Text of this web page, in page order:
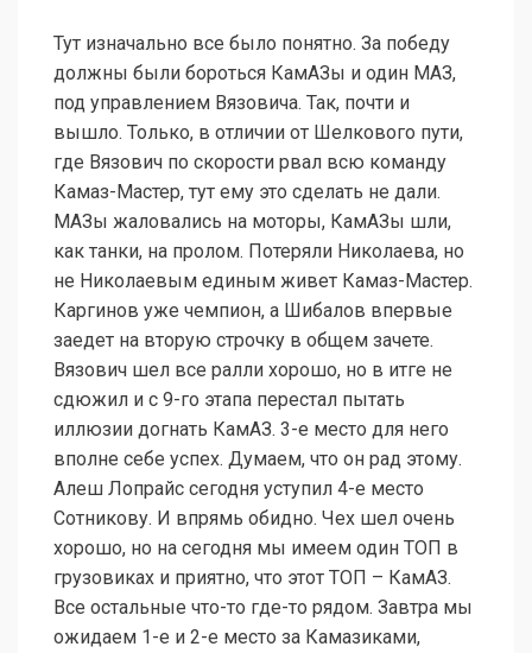
Тут изначально все было понятно. За победу
должны были бороться КамАЗы и один МАЗ,
под управлением Вязовича. Так, почти и
вышло. Только, в отличии от Шелкового пути,
где Вязович по скорости рвал всю команду
Камаз-Мастер, тут ему это сделать не дали.
МАЗы жаловались на моторы, КамАЗы шли,
как танки, на пролом. Потеряли Николаева, но
не Николаевым единым живет Камаз-Мастер.
Каргинов уже чемпион, а Шибалов впервые
заедет на вторую строчку в общем зачете.
Вязович шел все ралли хорошо, но в итге не
сдюжил и с 9-го этапа перестал пытать
иллюзии догнать КамАЗ. 3-е место для него
вполне себе успех. Думаем, что он рад этому.
Алеш Лопрайс сегодня уступил 4-е место
Сотникову. И впрямь обидно. Чех шел очень
хорошо, но на сегодня мы имеем один ТОП в
грузовиках и приятно, что этот ТОП – КамАЗ.
Все остальные что-то где-то рядом. Завтра мы
ожидаем 1-е и 2-е место за Камазиками,